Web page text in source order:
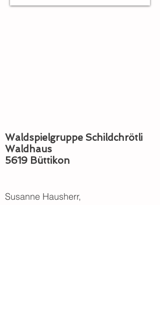
Susanne Hausherr,
Waldspielgruppe Schildchrötli
Waldhaus
5619 Büttikon